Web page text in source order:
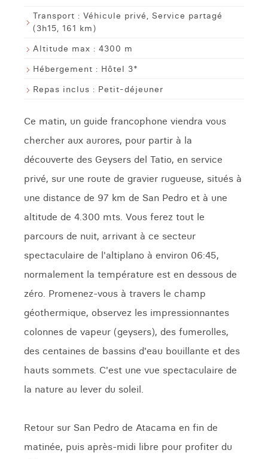
Transport : Véhicule privé, Service partagé
(3h15, 161 km)
Altitude max : 4300 m
Hébergement : Hôtel 3*
Repas inclus : Petit-déjeuner
Ce matin, un guide francophone viendra vous
chercher aux aurores, pour partir à la
découverte des Geysers del Tatio, en service
privé, sur une route de gravier rugueuse, situés à
une distance de 97 km de San Pedro et à une
altitude de 4.300 mts. Vous ferez tout le
parcours de nuit, arrivant à ce secteur
spectaculaire de l'altiplano à environ 06:45,
normalement la température est en dessous de
zéro. Promenez-vous à travers le champ
géothermique, observez les impressionnantes
colonnes de vapeur (geysers), des fumerolles,
des centaines de bassins d'eau bouillante et des
hauts sommets. C'est une vue spectaculaire de
la nature au lever du soleil.
Retour sur San Pedro de Atacama en fin de
matinée, puis après-midi libre pour profiter du